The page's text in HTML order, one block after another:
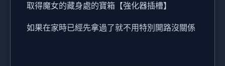
取得魔女的藏身處的寶箱【強化器插槽】
如果在家時已經先拿過了就不用特別開路沒關係